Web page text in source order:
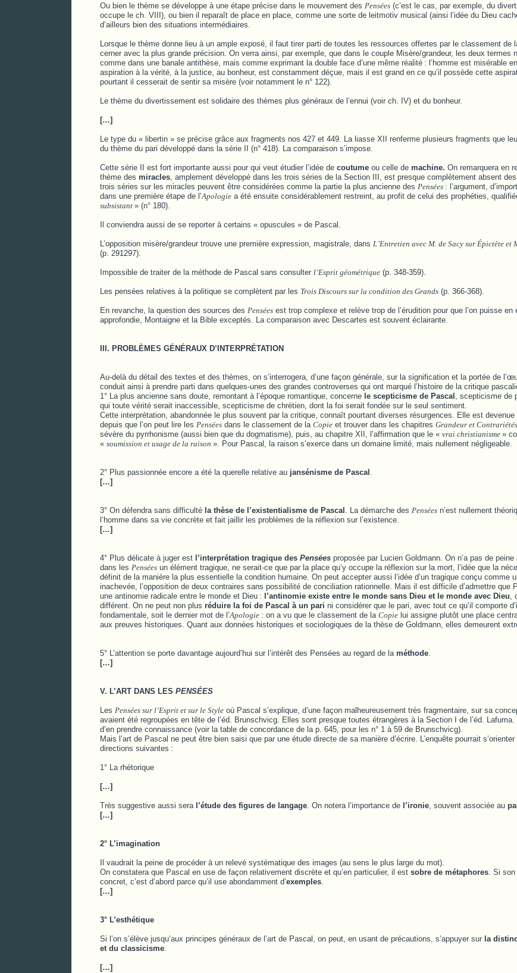
Ou bien le thème se développe à une étape précise dans le mouvement des Pensées (c’est le cas, par exemple, du
occupe le ch. VIII), ou bien il reparaît de place en place, comme une sorte de leitmotiv musical (ainsi l’idée du Dieu
d’ailleurs bien des situations intermédiaires.
Lorsque le thème donne lieu à un ample exposé, il faut tirer parti de toutes les ressources offertes par le classement de
cerner avec la plus grande précision. On verra ainsi, par exemple, que dans le couple Misère/grandeur, les deux termes
comme dans une banale antithèse, mais comme exprimant la double face d’une même réalité : l’homme est misérable
aspiration à la vérité, à la justice, au bonheur, est constamment déçue, mais il est grand en ce qu’il possède cette
pourtant il cesserait de sentir sa misère (voir notamment le n° 122).
Le thème du divertissement est solidaire des thèmes plus généraux de l’ennui (voir ch. IV) et du bonheur.
[…]
Le type du « libertin » se précise grâce aux fragments nos 427 et 449. La liasse XII renferme plusieurs fragments que
du thème du pari développé dans la série II (n° 418). La comparaison s’impose.
Cette série II est fort importante aussi pour qui veut étudier l’idée decoutume ou celle demachine. On remarquera en
thème desmiracles , amplement développé dans les trois séries de la Section III, est presque complètement absent
trois séries sur les miracles peuvent être considérées comme la partie la plus ancienne des Pensées : l’argument,
dans une première étape de l’Apologie a été ensuite considérablement restreint, au profit de celui des prophéties,
subsistant» (n° 180).
Il conviendra aussi de se reporter à certains « opuscules » de Pascal.
L’opposition misère/grandeur trouve une première expression, magistrale, dans L’Entretien avec M. de Sacy sur Épictète et
(p. 291297).
Impossible de traiter de la méthode de Pascal sans consulter l’Esprit géométrique (p. 348-359).
Les pensées relatives à la politique se complètent par les Trois Discours sur la condition des Grands (p. 366-368).
En revanche, la question des sources des Pensées est trop complexe et relève trop de l’érudition pour que l’on puisse en
approfondie, Montaigne et la Bible exceptés. La comparaison avec Descartes est souvent éclairante.
III. PROBLÈMES GÉNÉRAUX D’INTERPRÉTATION
Au-delà du détail des textes et des thèmes, on s’interrogera, d’une façon générale, sur la signification et la portée de
conduit ainsi à prendre parti dans quelques-unes des grandes controverses qui ont marqué l’histoire de la critique
1° La plus ancienne sans doute, remontant à l’époque romantique, concerne le scepticisme de Pascal , scepticisme de
qui toute vérité serait inaccessible, scepticisme de chrétien, dont la foi serait fondée sur le seul sentiment.
Cette interprétation, abandonnée le plus souvent par la critique, connaît pourtant diverses résurgences. Elle est devenue
depuis que l’on peut lire les Pensées dans le classement de laCopie et trouver dans les chapitresGrandeur et Contrariétés
sévère du pyrrhonisme (aussi bien que du dogmatisme), puis, au chapitre XII, l’affirmation que le «vrai christianisme»
«soumission et usage de la raison». Pour Pascal, la raison s’exerce dans un domaine limité, mais nullement négligeable.
2° Plus passionnée encore a été la querelle relative au jansénisme de Pascal
[…]
3° On défendra sans difficulté la thèse de l’existentialisme de Pascal . La démarche des Pensées n’est nullement
l’homme dans sa vie concrète et fait jaillir les problèmes de la réflexion sur l’existence.
[…]
4° Plus délicate à juger est l’interprétation tragique desPensées proposée par Lucien Goldmann. On n’a pas de
dans les Pensées un élément tragique, ne serait-ce que par la place qu’y occupe la réflexion sur la mort, l’idée que la
définit de la manière la plus essentielle la condition humaine. On peut accepter aussi l’idée d’un tragique conçu comme
inachevée, l’opposition de deux contraires sans possibilité de conciliation rationnelle. Mais il est difficile d’admettre que
une antinomie radicale entre le monde et Dieu : l’antinomie existe entre le monde sans Dieu et le monde avec Dieu
différent. On ne peut non plusréduire la foi de Pascal à un pari ni considérer que le pari, avec tout ce qu’il comporte
fondamentale, soit le dernier mot de l’Apologie : on a vu que le classement de laCopie lui assigne plutôt une place
aux preuves historiques. Quant aux données historiques et sociologiques de la thèse de Goldmann, elles demeurent
5° L’attention se porte davantage aujourd’hui sur l’intérêt des Pensées au regard de laméthode
[…]
V. L’ART DANS LESPENSÉES
Les Pensées sur l’Esprit et sur le Style où Pascal s’explique, d’une façon malheureusement très fragmentaire, sur sa
avaient été regroupées en tête de l’éd. Brunschvicg. Elles sont presque toutes étrangères à la Section I de l’éd.
d’en prendre connaissance (voir la table de concordance de la p. 645, pour les n° 1 à 59 de Brunschvicg).
Mais l’art de Pascal ne peut être bien saisi que par une étude directe de sa manière d’écrire. L’enquête pourrait
directions suivantes :
1° La rhétorique
[…]
Très suggestive aussi sera l’étude des figures de langage . On notera l’importance de l’ironie , souvent associée au
[…]
2° L’imagination
Il vaudrait la peine de procéder à un relevé systématique des images (au sens le plus large du mot).
On constatera que Pascal en use de façon relativement discrète et qu’en particulier, il estsobre de métaphores . Si
concret, c’est d’abord parce qu’il use abondamment d’exemples
[…]
3° L’esthétique
Si l’on s’élève jusqu’aux principes généraux de l’art de Pascal, on peut, en usant de précautions, s’appuyer sur la
et du classicisme
[…]